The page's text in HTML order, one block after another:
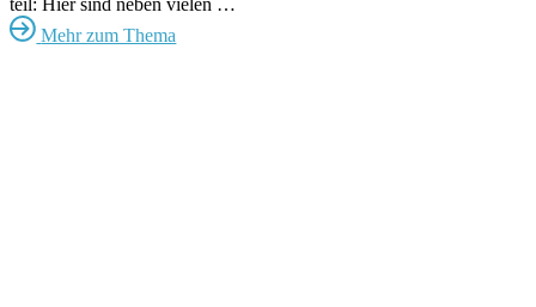
Mehr zum Thema